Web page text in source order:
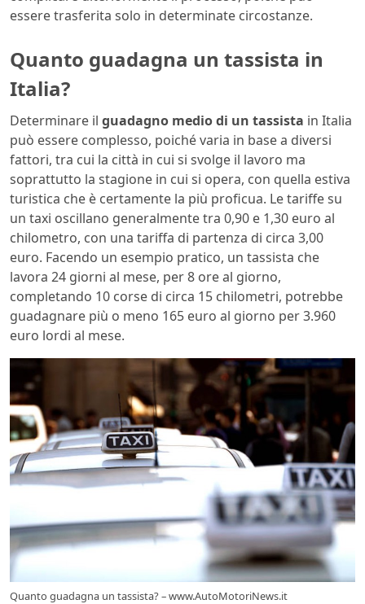
essere trasferita solo in determinate circostanze.
Quanto guadagna un tassista in
Italia?
Determinare il guadagno medio di un tassista in Italia
può essere complesso, poiché varia in base a diversi
fattori, tra cui la città in cui si svolge il lavoro ma
soprattutto la stagione in cui si opera, con quella estiva
turistica che è certamente la più proficua. Le tariffe su
un taxi oscillano generalmente tra 0,90 e 1,30 euro al
chilometro, con una tariffa di partenza di circa 3,00
euro. Facendo un esempio pratico, un tassista che
lavora 24 giorni al mese, per 8 ore al giorno,
completando 10 corse di circa 15 chilometri, potrebbe
guadagnare più o meno 165 euro al giorno per 3.960
euro lordi al mese.
Quanto guadagna un tassista? – www.AutoMotoriNews.it